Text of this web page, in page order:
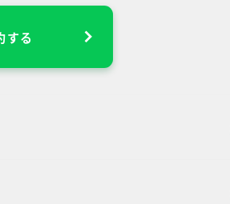
する